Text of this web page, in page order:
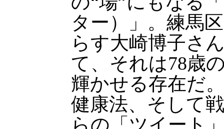
ター）」。練馬
らす大崎博子さ
て、それは78歳
輝かせる存在だ
健康法、そして
らの「ツイート